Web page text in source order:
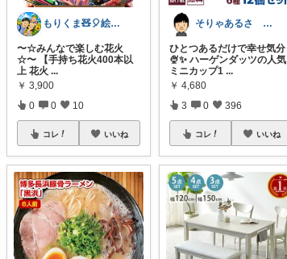
もりくま🧸🎈絵本・スイーツ・酒他🙇
〜☆みんなで楽しむ花火
☆〜 【手持ち花火400本以
上 花火 ...
￥ 3,900
0 0 10
コレ いいね
そりゃあるさ X@soryaarusa
ひとつあるだけで幸せ気分
🍨✨ ハーゲンダッツの人気
ミニカップ1 ...
￥ 4,680
3 0 396
コレ いいね